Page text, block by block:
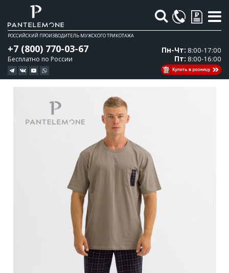
Поиск
РОССИЙСКИЙ ПРОИЗВОДИТЕЛЬ МУЖСКОГО ТРИКОТАЖА
+7 (800) 770-03-67
Бесплатно по России
Пн-Чт: 8:00-17:00
Пт: 8:00-16:00
галереи
изображений
галереи
изображений